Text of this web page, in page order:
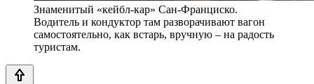
Знаменитый «кейбл-кар» Сан-Франциско.
Водитель и кондуктор там разворачивают вагон
самостоятельно, как встарь, вручную – на радость
туристам.